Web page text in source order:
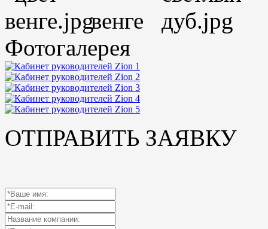
венге
Фотогалерея
ОТПРАВИТЬ ЗАЯВКУ